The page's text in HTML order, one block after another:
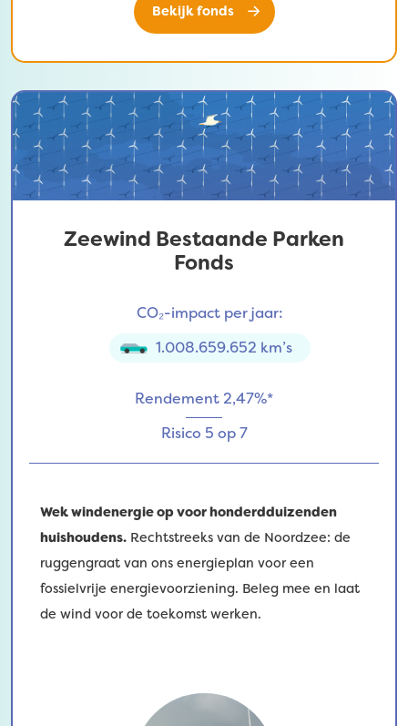
Bekijk fonds
Zeewind Bestaande Parken
Fonds
CO₂-impact per jaar:
1.008.659.652 km’s
Rendement 2,47%*
Risico 5 op 7
Wek windenergie op voor honderdduizenden
huishoudens. Rechtstreeks van de Noordzee: de
ruggengraat van ons energieplan voor een
fossielvrije energievoorziening. Beleg mee en laat
de wind voor de toekomst werken.